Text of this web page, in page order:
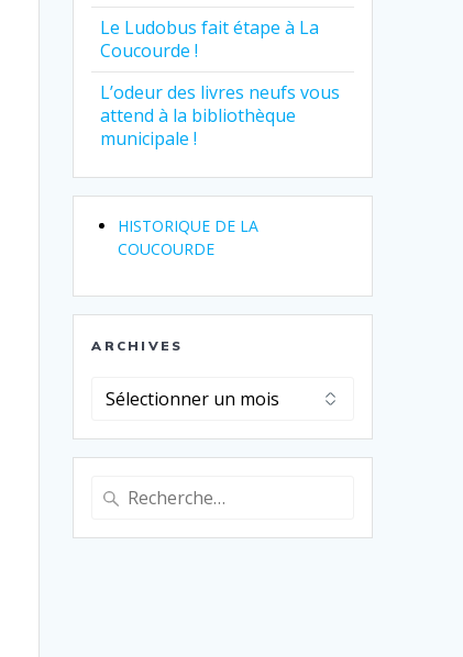
Le Ludobus fait étape à La
Coucourde !
L’odeur des livres neufs vous
attend à la bibliothèque
municipale !
HISTORIQUE DE LA
COUCOURDE
ARCHIVES
Archives
Recherche
pour
: